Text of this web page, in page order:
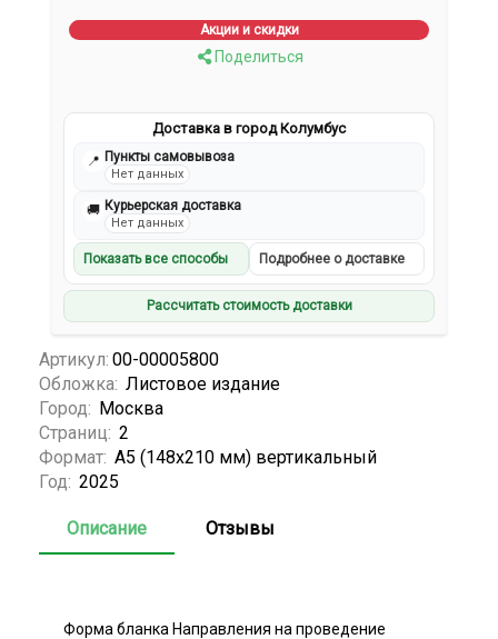
Акции и скидки
Поделиться
Доставка в город Колумбус
📍 Пункты самовывоза
Нет данных
🚚 Курьерская доставка
Нет данных
Показать все способы Подробнее о доставке
Рассчитать стоимость доставки
Артикул: 00-00005800
Обложка: Листовое издание
Город: Москва
Страниц: 2
Формат: А5 (148x210 мм) вертикальный
Год: 2025
Описание Отзывы
Форма бланка Направления на проведение